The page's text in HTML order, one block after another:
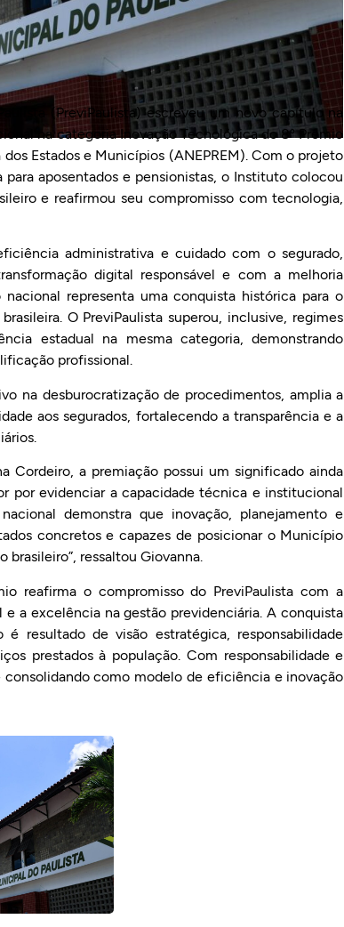
(PreviPaulista) escreveu um novo capítulo na
na categoria Inovação Tecnológica do 8º Prêmio
Estados e Municípios (ANEPREM). Com o projeto
aposentados e pensionistas, o Instituto colocou
e reafirmou seu compromisso com tecnologia,
administrativa e cuidado com o segurado,
digital responsável e com a melhoria
representa uma conquista histórica para o
O PreviPaulista superou, inclusive, regimes
estadual na mesma categoria, demonstrando
profissional.
na desburocratização de procedimentos, amplia a
aos segurados, fortalecendo a transparência e a
Cordeiro, a premiação possui um significado ainda
por evidenciar a capacidade técnica e institucional
demonstra que inovação, planejamento e
concretos e capazes de posicionar o Município
ressaltou Giovanna.
reafirma o compromisso do PreviPaulista com a
a excelência na gestão previdenciária. A conquista
resultado de visão estratégica, responsabilidade
prestados à população. Com responsabilidade e
consolidando como modelo de eficiência e inovação